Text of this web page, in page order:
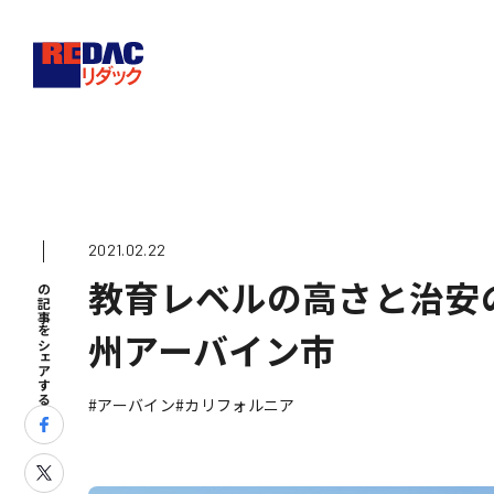
2021.02.22
教育レベルの高さと治
州アーバイン市
アーバイン カリフォルニア
この記事をシェアする